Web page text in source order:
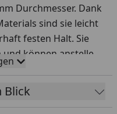
Durchmesser. Dank
sind sie leicht
festen Halt. Sie
und können anstelle
ist, dass alle
Sekuclips
Blick